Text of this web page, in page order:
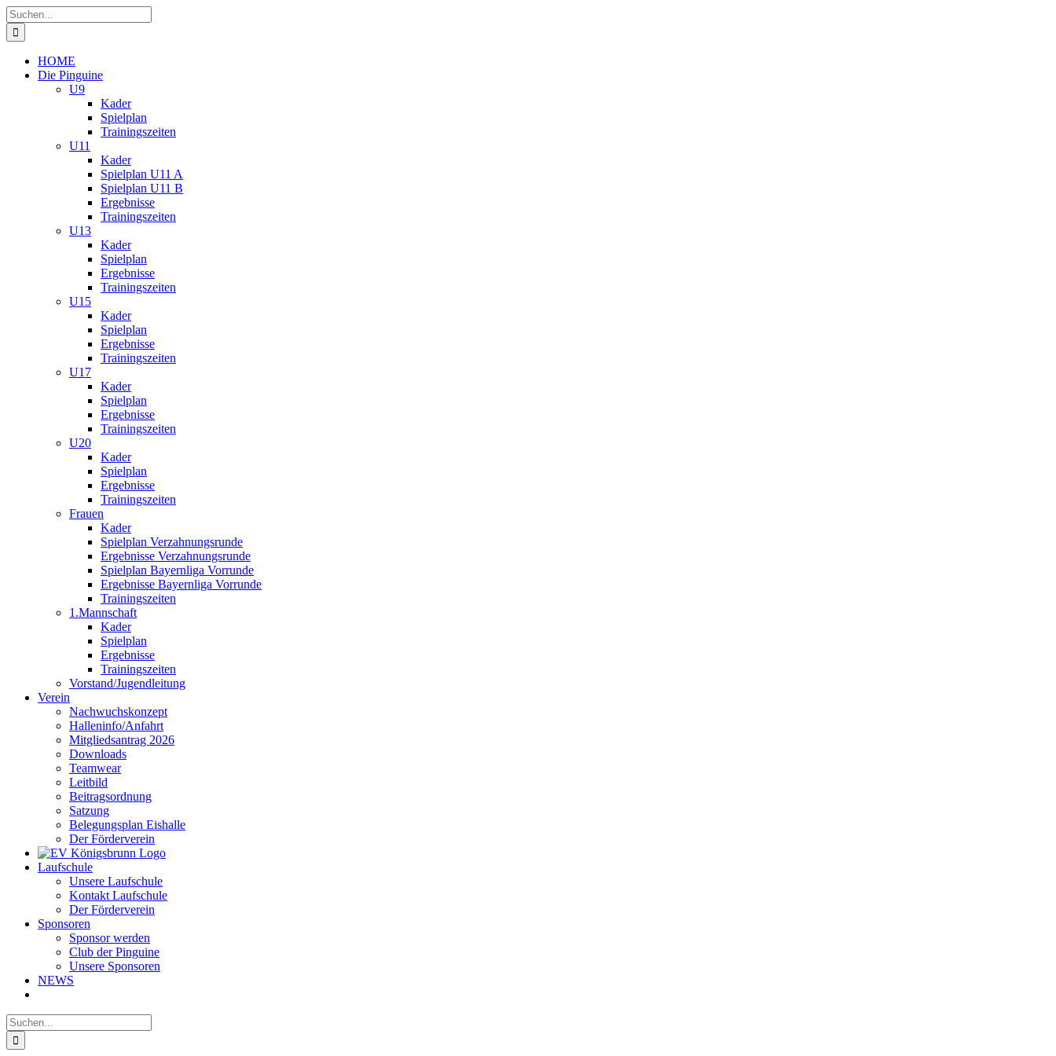
Zum
Inhalt
springen
Suche
nach:
HOME
Die Pinguine
U9
Kader
Spielplan
Trainingszeiten
U11
Kader
Spielplan U11 A
Spielplan U11 B
Ergebnisse
Trainingszeiten
U13
Kader
Spielplan
Ergebnisse
Trainingszeiten
U15
Kader
Spielplan
Ergebnisse
Trainingszeiten
U17
Kader
Spielplan
Ergebnisse
Trainingszeiten
U20
Kader
Spielplan
Ergebnisse
Trainingszeiten
Frauen
Kader
Spielplan Verzahnungsrunde
Ergebnisse Verzahnungsrunde
Spielplan Bayernliga Vorrunde
Ergebnisse Bayernliga Vorrunde
Trainingszeiten
1.Mannschaft
Kader
Spielplan
Ergebnisse
Trainingszeiten
Vorstand/Jugendleitung
Verein
Nachwuchskonzept
Halleninfo/Anfahrt
Mitgliedsantrag 2026
Downloads
Teamwear
Leitbild
Beitragsordnung
Satzung
Belegungsplan Eishalle
Der Förderverein
Laufschule
Unsere Laufschule
Kontakt Laufschule
Der Förderverein
Sponsoren
Sponsor werden
Club der Pinguine
Unsere Sponsoren
NEWS
Suche
nach: